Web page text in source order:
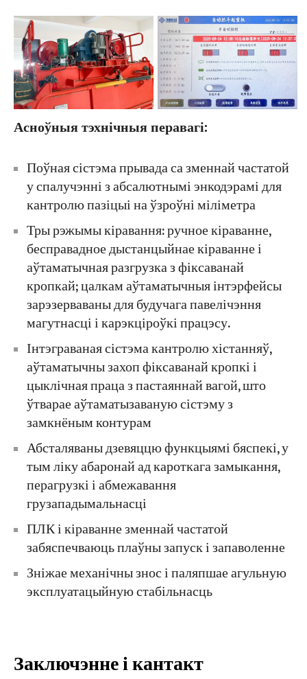
Асноўныя тэхнічныя перавагі:
Поўная сістэма прывада са зменнай частатой
у спалучэнні з абсалютнымі энкодэрамі для
кантролю пазіцыі на ўзроўні міліметра
Тры рэжымы кіравання: ручное кіраванне,
бесправадное дыстанцыйнае кіраванне і
аўтаматычная разгрузка з фіксаванай
кропкай; цалкам аўтаматычныя інтэрфейсы
зарэзерваваны для будучага павелічэння
магутнасці і карэкціроўкі працэсу.
Інтэграваная сістэма кантролю хістанняў,
аўтаматычны захоп фіксаванай кропкі і
цыклічная праца з пастаяннай вагой, што
ўтварае аўтаматызаваную сістэму з
замкнёным контурам
Абсталяваны дзевяццю функцыямі бяспекі, у
тым ліку абаронай ад кароткага замыкання,
перагрузкі і абмежавання
грузападымальнасці
ПЛК і кіраванне зменнай частатой
забяспечваюць плаўны запуск і запаволенне
Зніжае механічны знос і паляпшае агульную
эксплуатацыйную стабільнасць
Заключэнне і кантакт